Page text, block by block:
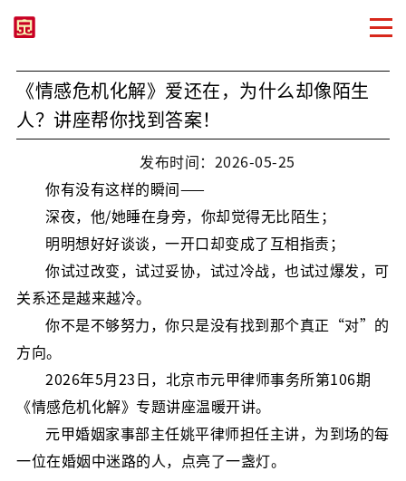
《情感危机化解》爱还在，为什么却像陌生
人？讲座帮你找到答案！
发布时间：2026-05-25
你有没有这样的瞬间——
深夜，他/她睡在身旁，你却觉得无比陌生；
明明想好好谈谈，一开口却变成了互相指责；
你试过改变，试过妥协，试过冷战，也试过爆发，可
关系还是越来越冷。
你不是不够努力，你只是没有找到那个真正“对”的
方向。
2026年5月23日，北京市元甲律师事务所第106期
《情感危机化解》专题讲座温暖开讲。
元甲婚姻家事部主任姚平律师担任主讲，为到场的每
一位在婚姻中迷路的人，点亮了一盏灯。